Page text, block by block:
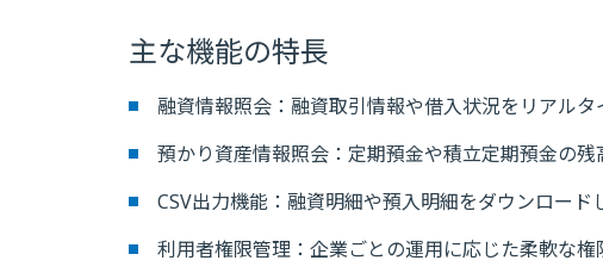
主な機能の特長
融資情報照会：融資取引情報や借入状況をリアル
預かり資産情報照会：定期預金や積立定期預金の
CSV出力機能：融資明細や預入明細をダウンロー
利用者権限管理：企業ごとの運用に応じた柔軟な権